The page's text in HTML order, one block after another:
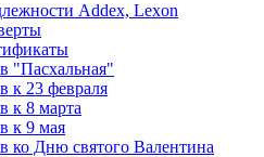
Addex, Lexon
"Пасхальная"
к 23 февраля
к 8 марта
к 9 мая
ко Дню святого Валентина